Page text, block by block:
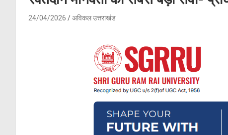
24/04/2026 अविकल उत्तराखंड